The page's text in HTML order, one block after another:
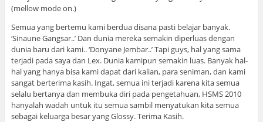
(mellow mode on.)
Semua yang bertemu kami berdua disana pasti belajar banyak.
‘Sinaune Gangsar..’ Dan dunia mereka semakin diperluas dengan
dunia baru dari kami.. ‘Donyane Jembar..’ Tapi guys, hal yang sama
terjadi pada saya dan Lex. Dunia kamipun semakin luas. Banyak hal-
hal yang hanya bisa kami dapat dari kalian, para seniman, dan kami
sangat berterima kasih. Ingat, semua ini terjadi karena kita semua
selalu bertanya dan membuka diri pada pengetahuan, HSMS 2010
hanyalah wadah untuk itu semua sambil menyatukan kita semua
sebagai keluarga besar yang Glossy. Terima Kasih.